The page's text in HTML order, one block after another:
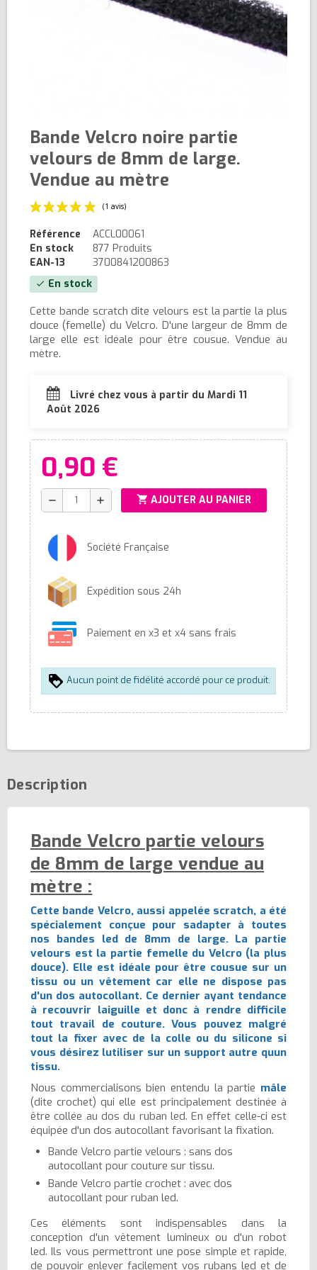
Bande Velcro noire partie
velours de 8mm de large.
Vendue au mètre
Référence
ACCL00061
En stock
877 Produits
EAN-13
3700841200863
check En stock
Cette bande scratch dite velours est la partie la plus
douce (femelle) du Velcro. D'une largeur de 8mm de
large elle est idéale pour être cousue. Vendue au
mètre.
Livré chez vous à partir du Mardi 11
Août 2026
0,90 €
remove add shopping_cart AJOUTER AU PANIER
Société Française
Expédition sous 24h
Paiement en x3 et x4 sans frais
Aucun point de fidélité accordé pour ce produit.
Description
Bande Velcro partie velours
de 8mm de large vendue au
mètre :
Cette bande Velcro, aussi appelée scratch, a été
spécialement conçue pour sadapter à toutes
nos bandes led de 8mm de large. La partie
velours est la partie femelle du Velcro (la plus
douce). Elle est idéale pour être cousue sur un
tissu ou un vêtement car elle ne dispose pas
d'un dos autocollant. Ce dernier ayant tendance
à recouvrir laiguille et donc à rendre difficile
tout travail de couture. Vous pouvez malgré
tout la fixer avec de la colle ou du silicone si
vous désirez lutiliser sur un support autre quun
tissu.
Nous commercialisons bien entendu la partie mâle
(dite crochet) qui elle est principalement destinée à
être collée au dos du ruban led. En effet celle-ci est
équipée d'un dos autocollant favorisant la fixation.
Bande Velcro partie velours : sans dos
autocollant pour couture sur tissu.
Bande Velcro partie crochet : avec dos
autocollant pour ruban led.
Ces éléments sont indispensables dans la
conception d'un vêtement lumineux ou d'un robot
led. Ils vous permettront une pose simple et rapide,
de pouvoir enlever facilement vos rubans led et de